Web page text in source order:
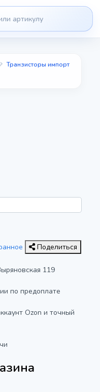
Транзисторы импорт
Поделиться
119
по предоплате
Ozon и точный